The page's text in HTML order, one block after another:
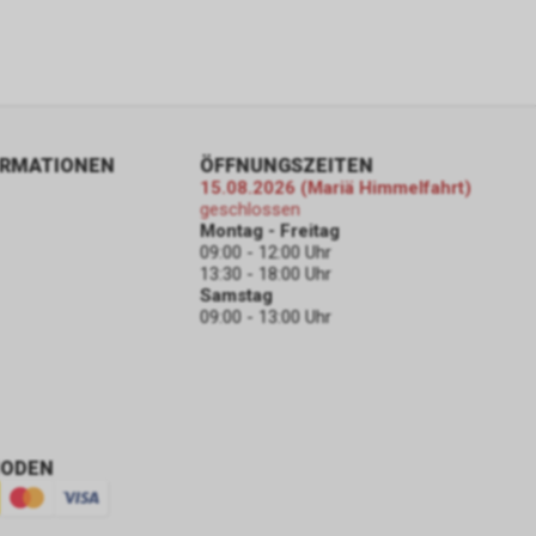
ÖFFNUNGSZEITEN
15.08.2026 (Mariä Himmelfahrt)
geschlossen
Montag - Freitag
09:00 - 12:00 Uhr
13:30 - 18:00 Uhr
Samstag
09:00 - 13:00 Uhr
sich an
zu den
nur